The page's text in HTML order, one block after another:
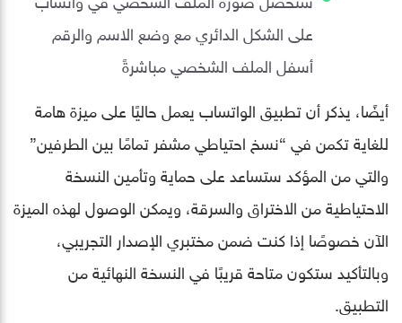
على الشكل الدائري مع وضع الاسم والرقم
أسفل الملف الشخصي مباشرةً
أيضًا، يذكر أن تطبيق الواتساب يعمل حاليًا على ميزة هامة
للغاية تكمن في “نسخ احتياطي مشفر تمامًا بين الطرفين”
والتي من المؤكد ستساعد على حماية وتأمين النسخة
الاحتياطية من الاختراق والسرقة، ويمكن الوصول لهذه الميزة
الآن خصوصًا إذا كنت ضمن مختبري الإصدار التجريبي،
وبالتأكيد ستكون متاحة قريبًا في النسخة النهائية من
التطبيق.